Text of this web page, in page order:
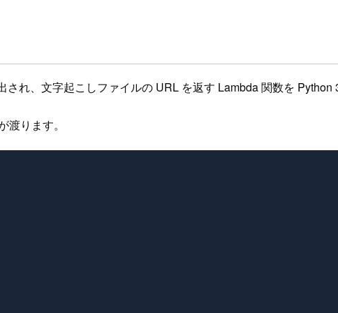
れ、文字起こしファイルの URL を返す Lambda 関数を Python
ります。